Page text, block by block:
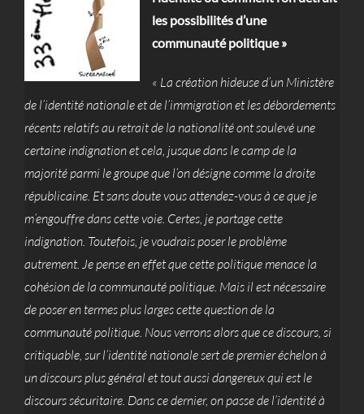
les possibilités d’une
communauté politique »
« La création hideuse d’un Ministère
de l’identité nationale et de l’immigration et les débordements
récents relatifs au retrait de la nationalité ont soulevé une
certaine indignation et cela, jusque dans le camp de la
majorité parmi le groupe que l’on désigne comme la droite
républicaine. Et sans doute vous attendez-vous à ce que je
m’engouffre dans cette voie. Certes, je partage cette
indignation. Toutefois, je voudrais poser le problème
autrement. Je pense en effet que cette politique menace la
cohésion de la communauté politique. Mais il est nécessaire
de poser en termes plus larges cette question de la
communauté politique. Nous verrons alors que ce discours, si
critiquable, sur l’identité nationale sert de premier échelon à
un discours plus général et tout aussi dangereux qui est le
discours sécuritaire. Dans ce dernier, on passe de l’identité à